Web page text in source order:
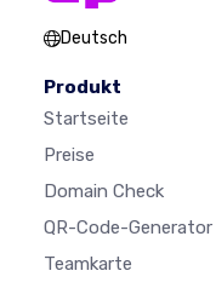
Deutsch
Produkt
Startseite
Preise
Domain Check
QR-Code-Generator
Teamkarte